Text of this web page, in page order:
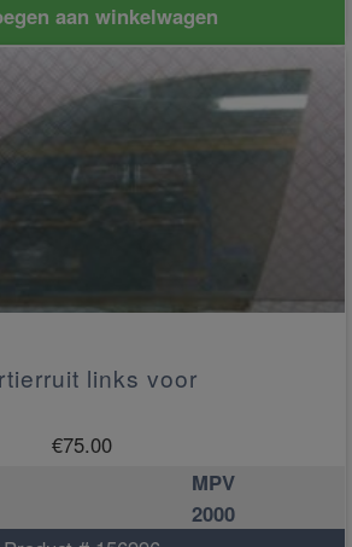
aan winkelwagen
links voor
€75.00
MPV
2000